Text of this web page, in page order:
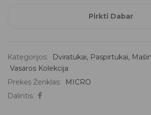
Pirkti Dabar
Kategorijos: Dviratukai, Paspirtukai,
Vasaros Kolekcija
Prekės Ženklas:
MICRO
Dalintis: